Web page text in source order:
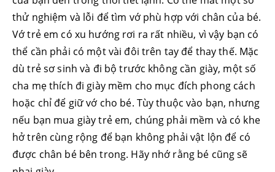
thử nghiệm và lỗi để tìm vớ phù hợp với chân của bé.
Vớ trẻ em có xu hướng rơi ra rất nhiều, vì vậy bạn có
thể cần phải có một vài đôi trên tay để thay thế. Mặc
dù trẻ sơ sinh và đi bộ trước không cần giày, một số
cha mẹ thích đi giày mềm cho mục đích phong cách
hoặc chỉ để giữ vớ cho bé. Tùy thuộc vào bạn, nhưng
nếu bạn mua giày trẻ em, chúng phải mềm và có khe
hở trên cùng rộng để bạn không phải vật lộn để có
được chân bé bên trong. Hãy nhớ rằng bé cũng sẽ